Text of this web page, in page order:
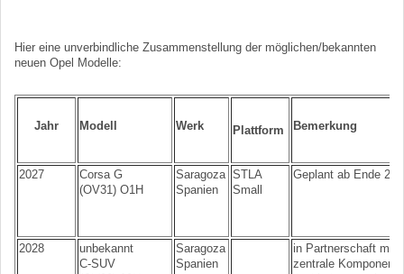
Hier eine unverbindliche Zusammenstellung der möglichen/bekannten
neuen Opel Modelle:
Jahr Modell Werk Plattform Bemerkung
2027
Corsa G
(OV31) O1H
Saragoza
Spanien
STLA
Small
Geplant ab Ende
2028
unbekannt
C-SUV
Saragoza
Spanien
in Partnerschaft mit
zentrale